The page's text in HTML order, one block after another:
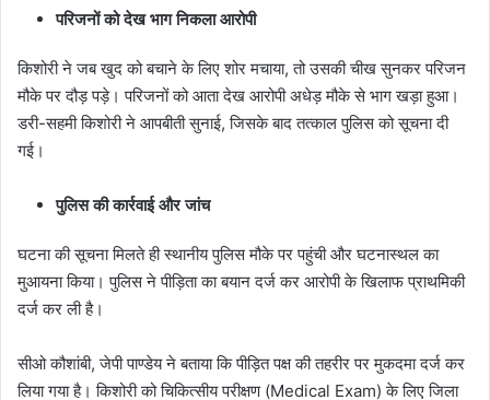
​परिजनों को देख भाग निकला आरोपी
​किशोरी ने जब खुद को बचाने के लिए शोर मचाया, तो उसकी चीख सुनकर परिजन
मौके पर दौड़ पड़े। परिजनों को आता देख आरोपी अधेड़ मौके से भाग खड़ा हुआ।
डरी-सहमी किशोरी ने आपबीती सुनाई, जिसके बाद तत्काल पुलिस को सूचना दी
गई।
​पुलिस की कार्रवाई और जांच
​घटना की सूचना मिलते ही स्थानीय पुलिस मौके पर पहुंची और घटनास्थल का
मुआयना किया। पुलिस ने पीड़िता का बयान दर्ज कर आरोपी के खिलाफ प्राथमिकी
दर्ज कर ली है।
​सीओ कौशांबी, जेपी पाण्डेय ने बताया कि पीड़ित पक्ष की तहरीर पर मुकदमा दर्ज कर
लिया गया है। किशोरी को चिकित्सीय परीक्षण (Medical Exam) के लिए जिला